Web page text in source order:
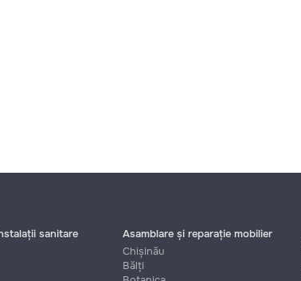
sanitare
Asamblare și reparație mobilier
Chișinău
Bălți